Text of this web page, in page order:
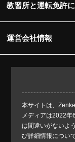
教習所と運転免許
運営会社情報
本サイトは、
メディアは2022年
は間違いがないよ
び詳細情報につい